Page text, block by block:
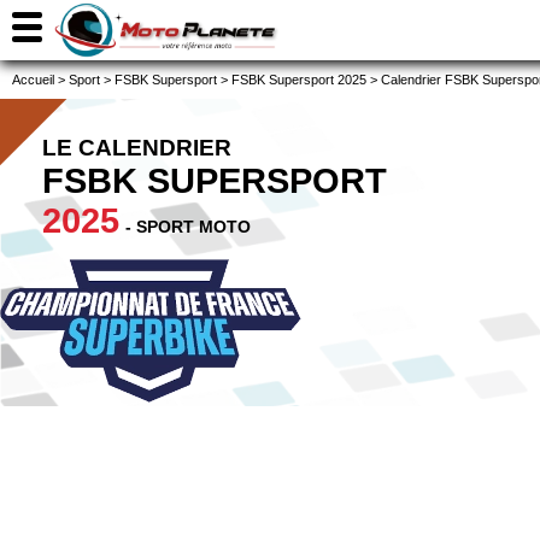
Accueil > Sport > FSBK Supersport > FSBK Supersport 2025 > Calendrier FSBK
LE CALENDRIER
FSBK SUPERSPORT
2025 - SPORT MOTO